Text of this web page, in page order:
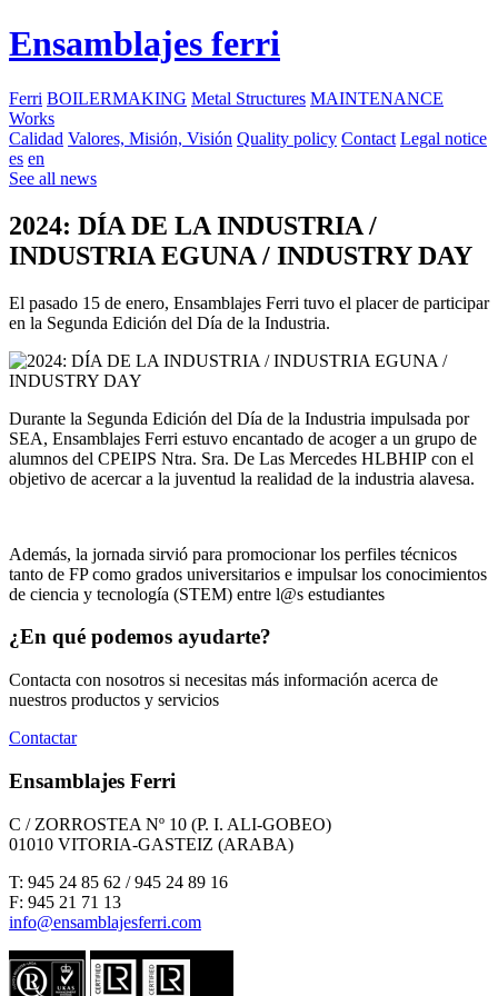
Ensamblajes ferri
Ferri BOILERMAKING Metal Structures MAINTENANCE
Works
Calidad Valores, Misión, Visión Quality policy Contact Legal notice
es en
See all news
2024: DÍA DE LA INDUSTRIA /
INDUSTRIA EGUNA / INDUSTRY DAY
El pasado 15 de enero, Ensamblajes Ferri tuvo el placer de participar
en la Segunda Edición del Día de la Industria.
Durante la Segunda Edición del Día de la Industria impulsada por
SEA, Ensamblajes Ferri estuvo encantado de acoger a un grupo de
alumnos del CPEIPS Ntra. Sra. De Las Mercedes HLBHIP con el
objetivo de acercar a la juventud la realidad de la industria alavesa.
Además, la jornada sirvió para promocionar los perfiles técnicos
tanto de FP como grados universitarios e impulsar los conocimientos
de ciencia y tecnología (STEM) entre l@s estudiantes
¿En qué podemos ayudarte?
Contacta con nosotros si necesitas más información acerca de
nuestros productos y servicios
Contactar
Ensamblajes Ferri
C / ZORROSTEA Nº 10 (P. I. ALI-GOBEO)
01010 VITORIA-GASTEIZ (ARABA)
T: 945 24 85 62 / 945 24 89 16
F: 945 21 71 13
info@ensamblajesferri.com